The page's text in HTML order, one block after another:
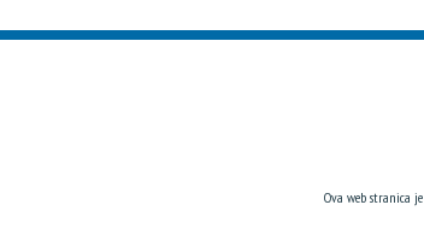
Ova web stranica